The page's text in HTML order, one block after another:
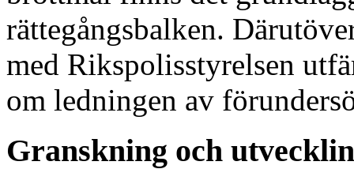
rättegångsbalken.
med Rikspolisstyrelsen
om ledningen av
Granskning och